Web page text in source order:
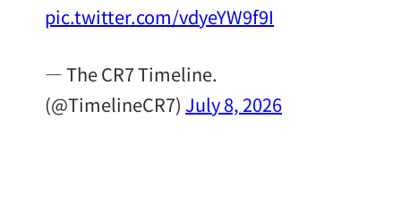
pic.twitter.com/vdyeYW9f9I
— The CR7 Timeline.
(@TimelineCR7) July 8, 2026